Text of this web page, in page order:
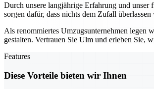
Durch unsere langjährige Erfahrung und
sorgen dafür, dass nichts dem Zufall
Als renommiertes Umzugsunternehmen legen
gestalten. Vertrauen Sie Ulm und erleben Sie,
Features
Diese Vorteile bieten wir Ihnen